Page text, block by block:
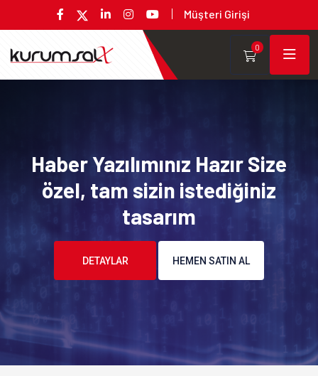
Müşteri Girişi
0
Haber Yazılımınız Hazır Size
özel, tam sizin istediğiniz
tasarım
DETAYLAR HEMEN SATIN AL